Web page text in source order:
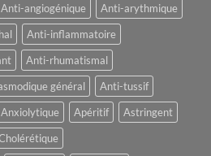
Anti-angiogénique
Anti-arythmique
Anti-inflammatoire
Anti-rhumatismal
général
Anti-tussif
Anxiolytique Apéritif
Astringent